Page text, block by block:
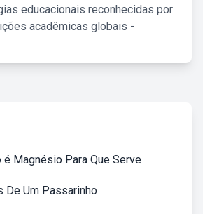
educacionais reconhecidas por
acadêmicas globais -
é Magnésio Para Que Serve
De Um Passarinho